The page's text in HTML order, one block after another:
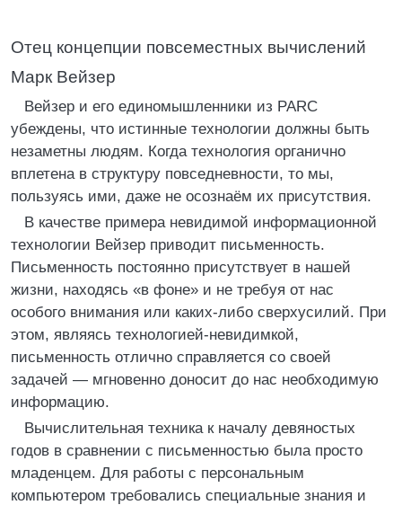
Отец концепции повсеместных вычислений
Марк Вейзер
Вейзер и его единомышленники из PARC
убеждены, что истинные технологии должны быть
незаметны людям. Когда технология органично
вплетена в структуру повседневности, то мы,
пользуясь ими, даже не осознаём их присутствия.
В качестве примера невидимой информационной
технологии Вейзер приводит письменность.
Письменность постоянно присутствует в нашей
жизни, находясь «в фоне» и не требуя от нас
особого внимания или каких-либо сверхусилий. При
этом, являясь технологией-невидимкой,
письменность отлично справляется со своей
задачей — мгновенно доносит до нас необходимую
информацию.
Вычислительная техника к началу девяностых
годов в сравнении с письменностью была просто
младенцем. Для работы с персональным
компьютером требовались специальные знания и